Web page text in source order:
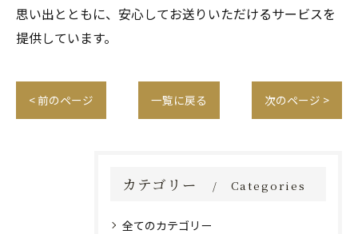
思い出とともに、安心してお送りいただけるサービスを
提供しています。
< 前のページ 一覧に戻る 次のページ >
カテゴリー Categories
全てのカテゴリー